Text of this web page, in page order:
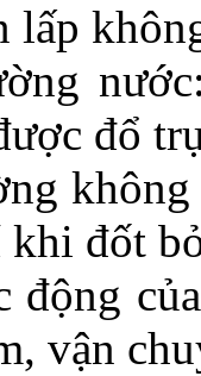
lấp
đổ
đốt
động
vận